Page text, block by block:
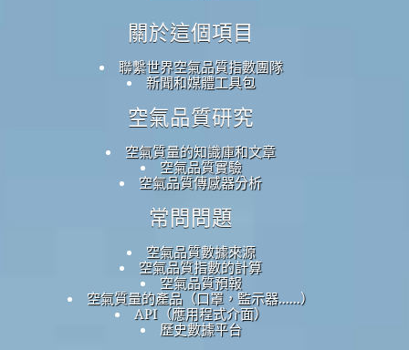
關於這個項目
聯繫世界空氣品質指數團隊
新聞和媒體工具包
空氣品質研究
空氣質量的知識庫和文章
空氣品質實驗
空氣品質傳感器分析
常問問題
空氣品質數據來源
空氣品質指數的計算
空氣品質預報
空氣質量的產品（口罩，監示器......）
API（應用程式介面）
歷史數據平台